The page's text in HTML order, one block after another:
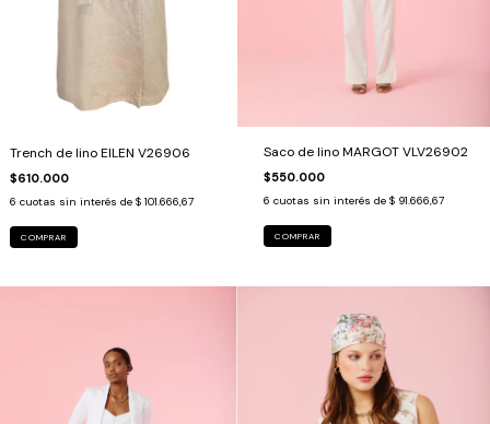
Trench de lino EILEN V26906
$610.000
6 cuotas sin interés de $ 101.666,67
COMPRAR
Saco de lino MARGOT VLV26902
$550.000
6 cuotas sin interés de $ 91.666,67
COMPRAR